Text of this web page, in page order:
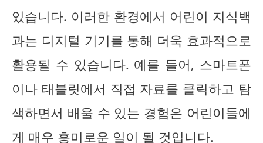
있습니다. 이러한 환경에서 어린이 지식백
과는 디지털 기기를 통해 더욱 효과적으로
활용될 수 있습니다. 예를 들어, 스마트폰
이나 태블릿에서 직접 자료를 클릭하고 탐
색하면서 배울 수 있는 경험은 어린이들에
게 매우 흥미로운 일이 될 것입니다.